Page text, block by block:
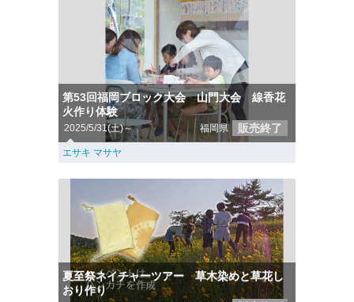
第53回福岡ブロック大会 山門大会 線香花
火作り体験
2025/5/31(土)～ 福岡県 販売終了
エサキ マサヤ
夏至祭ネイチャーツアー 草木染めと草花し
おり作り